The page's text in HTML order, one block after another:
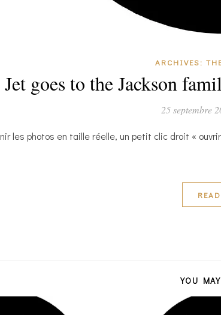
ARCHIVES:
Jet goes to the Jackson
25 septembre
les photos en taille réelle, un petit clic droit «
YOU